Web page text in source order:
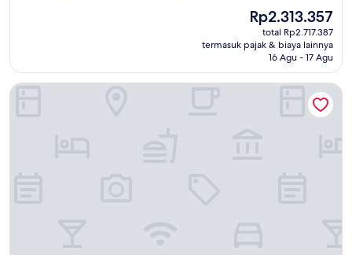
ulasan)
Harga
sekarang
Rp2.313.357
Rp2.313.357
total Rp2.717.387
termasuk pajak & biaya lainnya
16 Agu - 17 Agu
Artezen Hotel